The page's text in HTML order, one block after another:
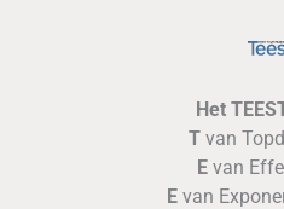
Het
T van
Evan
E van